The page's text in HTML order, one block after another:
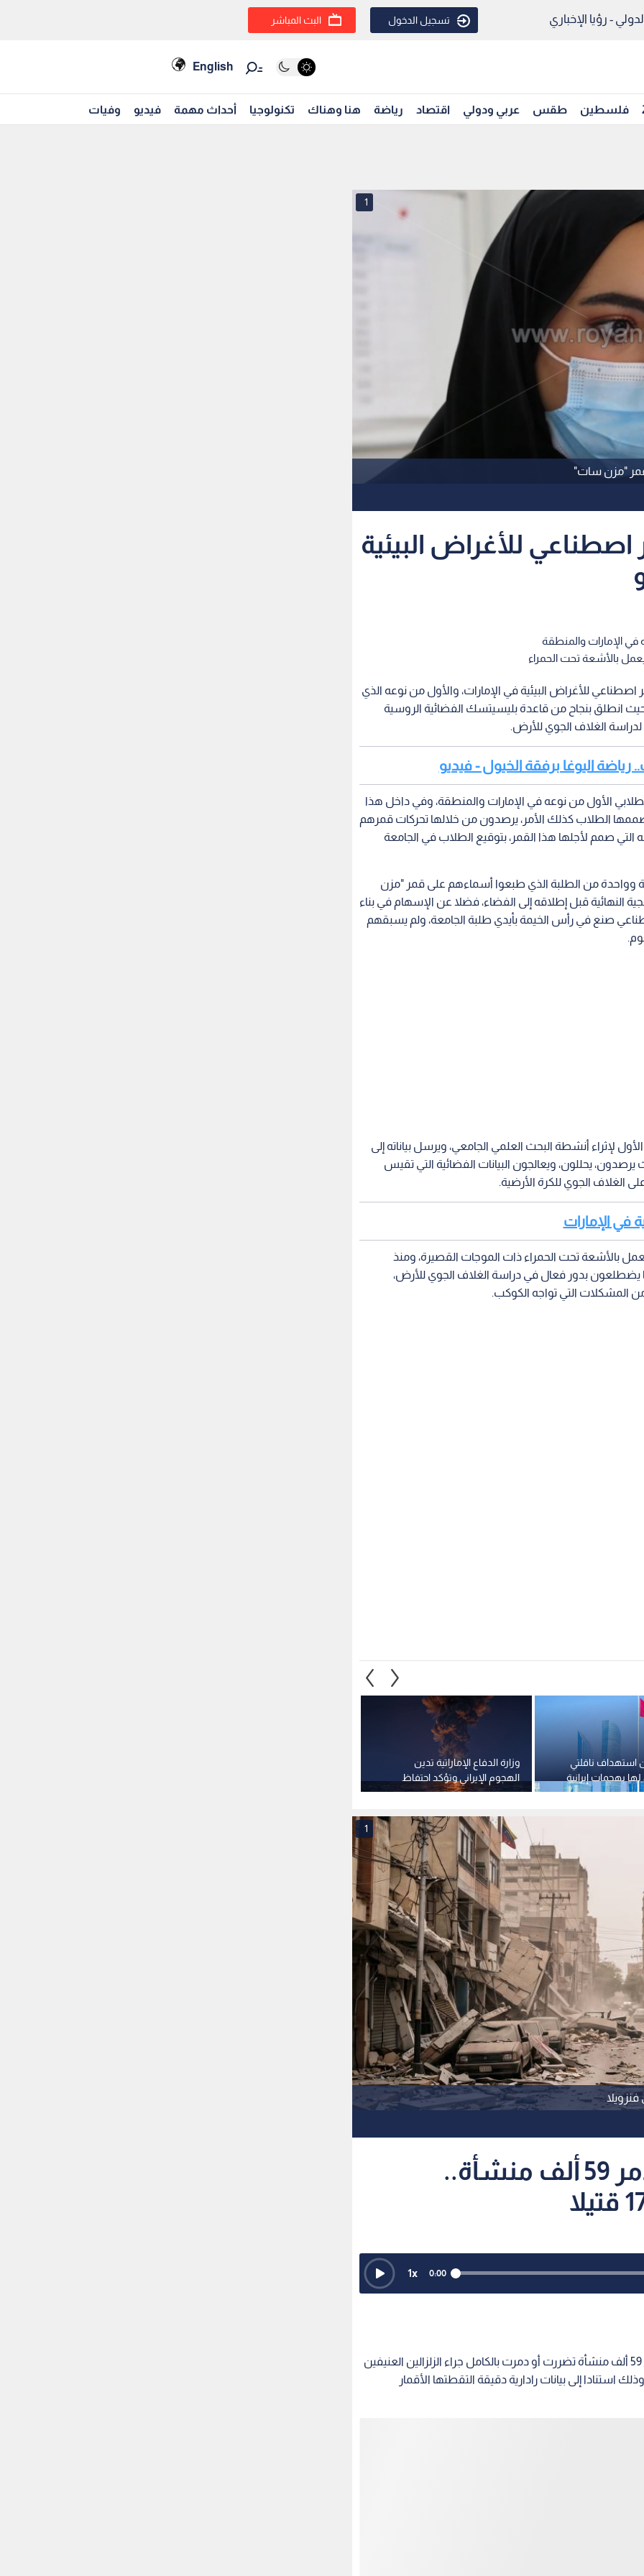
- رؤيا الإخباري تسجيل الدخول البث المباشر
English
فلسطين طقس عربي ودولي اقتصاد رياضة هنا وهناك تكنولوجيا أحداث مهمة فيديو وفيات
قمر "مزن سات"
1
للأغراض البيئية
الإمارات والمنطقة
بالأشعة تحت الحمراء
للأغراض البيئية في الإمارات، والأول من نوعه الذي
انطلق بنجاح من قاعدة بليسيتسك الفضائية الروسية
لدراسة الغلاف الجوي للأرض.
رياضة اليوغا برفقة الخيول - فيديو
الأول من نوعه في الإمارات والمنطقة، وفي داخل هذا
صممها الطلاب كذلك الأمر، يرصدون من خلالها تحركات قمرهم
صمم لأجلها هذا القمر، بتوقيع الطلاب في الجامعة
وواحدة من الطلبة الذي طبعوا أسماءهم على قمر "مزن
النهائية قبل إطلاقه إلى الفضاء، فضلا عن الإسهام في بناء
صنع في رأس الخيمة بأيدي طلبة الجامعة، ولم يسبقهم
لإثراء أنشطة البحث العلمي الجامعي، ويرسل بياناته إلى
يحللون، ويعالجون البيانات الفضائية التي تقيس
الغلاف الجوي للكرة الأرضية.
في الإمارات
بالأشعة تحت الحمراء ذات الموجات القصيرة، ومنذ
يضطلعون بدور فعال في دراسة الغلاف الجوي للأرض،
المشكلات التي تواجه الكوكب.
وزارة الدفاع الإماراتية تدين
الهجوم الإيراني وتؤكد احتفاظ
الدولة بحقها الكامل في الرد
استهداف ناقلتي
بهجمات إيرانية
شخص وإصابة
1
"ناسا": زلزال فنزويلا دمر 59 ألف منشأة..
0:00
1x
قدر باحثون في وكالة الفضاء الأميركية "ناسا" أن نحو_ 59 ألف منشأة تضررت أو دمرت بالكامل جراء الزلزالين العنيفين
إلى بيانات رادارية دقيقة التقطتها الأقمار